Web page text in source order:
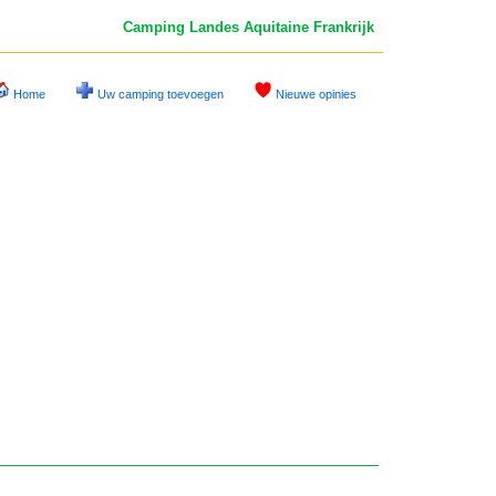
Camping Landes Aquitaine Frankrijk
Home Uw camping toevoegen Nieuwe opinies